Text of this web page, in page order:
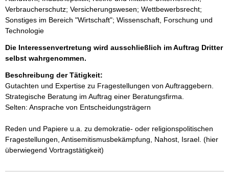
Verbraucherschutz; Versicherungswesen; Wettbewerbsrecht;
Sonstiges im Bereich "Wirtschaft"; Wissenschaft, Forschung und
Technologie
Die Interessenvertretung wird ausschließlich im Auftrag Dritter
selbst wahrgenommen.
Beschreibung der Tätigkeit:
Gutachten und Expertise zu Fragestellungen von Auftraggebern.
Strategische Beratung im Auftrag einer Beratungsfirma.
Selten: Ansprache von Entscheidungsträgern
Reden und Papiere u.a. zu demokratie- oder religionspolitischen
Fragestellungen, Antisemitismusbekämpfung, Nahost, Israel. (hier
überwiegend Vortragstätigkeit)